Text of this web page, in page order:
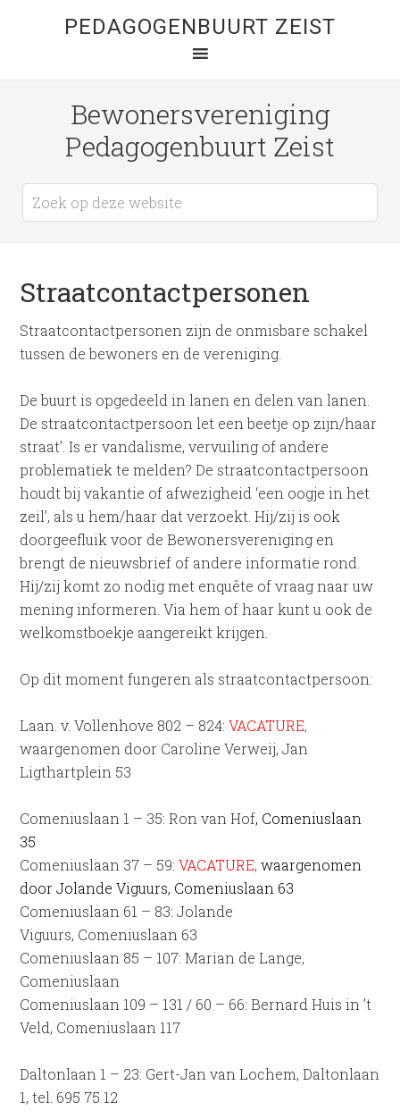
PEDAGOGENBUURT ZEIST
Bewonersvereniging
Pedagogenbuurt Zeist
Straatcontactpersonen
Straatcontactpersonen zijn de onmisbare schakel
tussen de bewoners en de vereniging.
De buurt is opgedeeld in lanen en delen van lanen.
De straatcontactpersoon let een beetje op zijn/haar
straat’. Is er vandalisme, vervuiling of andere
problematiek te melden? De straatcontactpersoon
houdt bij vakantie of afwezigheid ‘een oogje in het
zeil’, als u hem/haar dat verzoekt. Hij/zij is ook
doorgeefluik voor de Bewonersvereniging en
brengt de nieuwsbrief of andere informatie rond.
Hij/zij komt zo nodig met enquête of vraag naar uw
mening informeren. Via hem of haar kunt u ook de
welkomstboekje aangereikt krijgen.
Op dit moment fungeren als straatcontactpersoon:
Laan. v. Vollenhove 802 – 824:VACATURE,
waargenomen door Caroline Verweij, Jan
Ligthartplein 53
Comeniuslaan 1 – 35: Ron van Hof, Comeniuslaan
35
Comeniuslaan 37 – 59:VACATURE,waargenomen
door Jolande Viguurs, Comeniuslaan 63
Comeniuslaan 61 – 83: Jolande
Viguurs, Comeniuslaan 63
Comeniuslaan 85 – 107: Marian de Lange,
Comeniuslaan
Comeniuslaan 109 – 131 / 60 – 66: Bernard Huis in ’t
Veld, Comeniuslaan 117
Daltonlaan 1 – 23: Gert-Jan van Lochem, Daltonlaan
1, tel. 695 75 12